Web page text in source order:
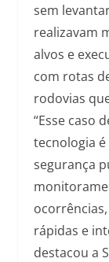
sem
realizavam
alvos e
com rotas
rodovias
“Esse caso
tecnologia
segurança
rápidas e
destacou a